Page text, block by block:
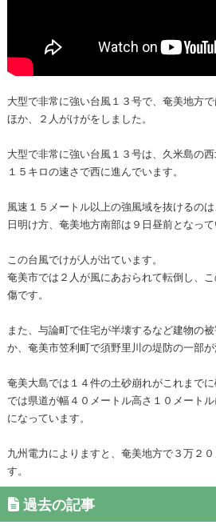
大型で非常に強い台風１３号で、奄美地方
ほか、２人がけがをしました。
大型で非常に強い台風１３号は、久米島の
１５キロの速さで西に進んでいます。
風速１５メートル以上の強風域を抜けるの
日明け方、奄美地方南部は９日昼前となって
この台風でけが人が出ています。
奄美市では２人が風にあおられて転倒し、
傷です。
また、与論町で住宅が半壊するなど建物の
か、奄美市笠利町で須野里川の堤防の一部が
奄美大島では１４件の土砂崩れがこれまで
では県道が幅４０メートル高さ１０メート
になっています。
九州電力によりますと、奄美地方で３万２
す。
過去の記事